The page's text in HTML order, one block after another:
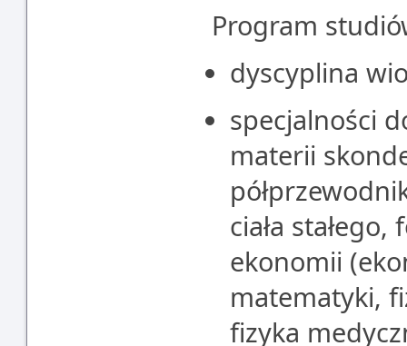
Program
dyscyplina
specjalności
materii
ciała
ekonomii
matematyki,
fizyka